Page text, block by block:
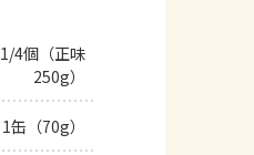
1/4個（正味
250g）
1缶（70g）